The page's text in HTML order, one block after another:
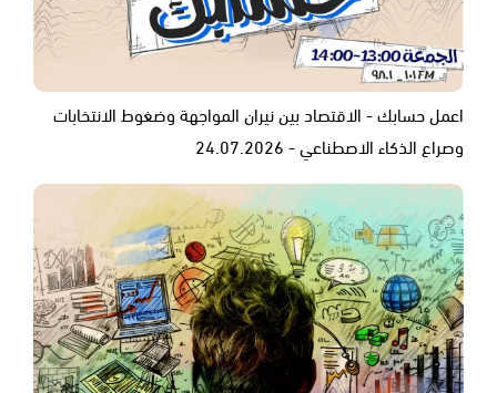
اعمل حسابك - الاقتصاد بين نيران المواجهة وضغوط الانتخابات
وصراع الذكاء الاصطناعي - 24.07.2026